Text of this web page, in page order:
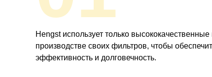
Hengst использует только
производстве своих фильтров, чтобы
эффективность и долговечность.